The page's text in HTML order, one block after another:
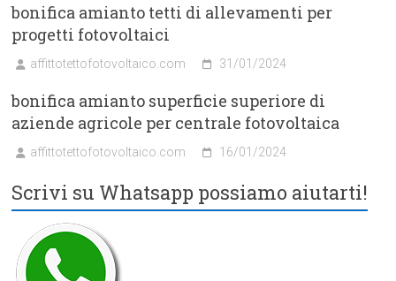
bonifica amianto tetti di allevamenti per
progetti fotovoltaici
affittotettofotovoltaico.com 31/01/2024
bonifica amianto superficie superiore di
aziende agricole per centrale fotovoltaica
affittotettofotovoltaico.com 16/01/2024
Scrivi su Whatsapp possiamo aiutarti!